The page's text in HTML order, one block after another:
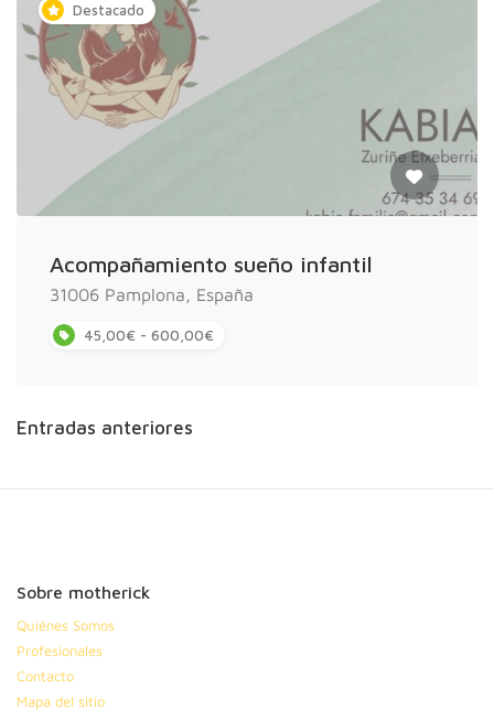
Destacado
Acompañamiento sueño infantil
31006 Pamplona, España
45,00€ - 600,00€
Navegación
Entradas anteriores
Sobre motherick
Quiénes Somos
Profesionales
Contacto
Mapa del sitio